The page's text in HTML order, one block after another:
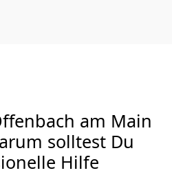
am Main
solltest Du
Hilfe